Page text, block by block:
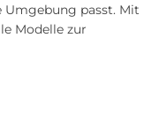
Umgebung passt. Mit
Modelle zur